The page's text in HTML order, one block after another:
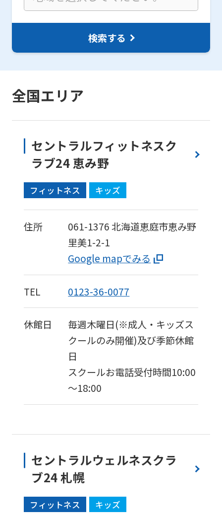
検索する
全国エリア
セントラルフィットネスク
ラブ24 恵み野
フィットネス キッズ
住所 061-1376北海道恵庭市恵み野
里美1-2-1
Google mapでみる
TEL 0123-36-0077
休館日
毎週木曜日(※成人・キッズス
クールのみ開催)及び季節休館
日
スクールお電話受付時間10:00
～18:00
セントラルウェルネスクラ
ブ24 札幌
フィットネス キッズ